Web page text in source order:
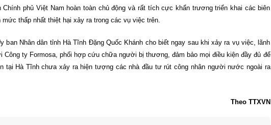
phủ Việt Nam hoàn toàn chủ động và rất tích cực khẩn trương triển khai các biên
thấp nhất thiệt hại xảy ra trong các vụ việc trên.
ban Nhân dân tỉnh Hà Tĩnh Đặng Quốc Khánh cho biết ngay sau khi xảy ra vụ việc, lãnh
Công ty Formosa, phối hợp cứu chữa người bị thương, đảm bảo mọi điều kiện đầy đủ để
tại Hà Tĩnh chưa xảy ra hiện tượng các nhà đầu tư rút công nhân người nước ngoài ra
Theo TTXVN